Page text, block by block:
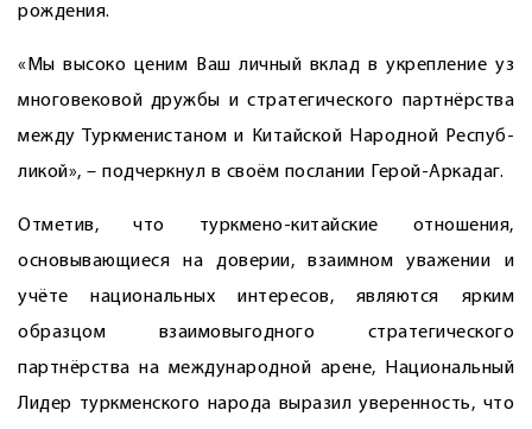
рождения.
«Мы высоко ценим Ваш личный вклад в укрепление уз
многовековой дружбы и стратегического партнёрства
между Туркменистаном и Китайской Народной Респуб­
ликой», – подчеркнул в своём послании Герой-Аркадаг.
Отметив, что туркмено-китайские отношения,
основывающиеся на доверии, взаимном уважении и
учёте национальных интересов, являются ярким
образцом взаи­мовыгодного стратегического
партнёрства на международной арене, Национальный
Лидер туркменского народа выразил уверенность, что